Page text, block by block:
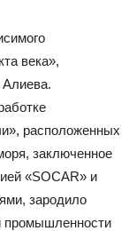
века»,
Алиева.
расположенных
заключенное
«SOCAR» и
зародило
промышленности